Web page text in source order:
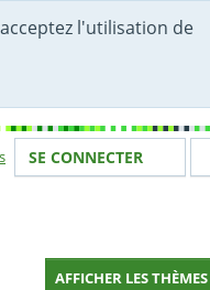
l'utilisation de
Votre identité
SE CONNECTER
AFFICHER LES THÈMES